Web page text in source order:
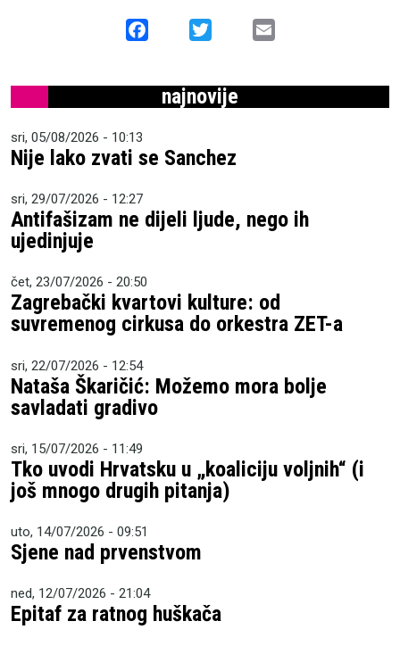
Facebook
najnovije
sri, 05/08/2026 - 10:13
Nije lako zvati se Sanchez
sri, 29/07/2026 - 12:27
Antifašizam ne dijeli ljude, nego ih
ujedinjuje
čet, 23/07/2026 - 20:50
Zagrebački kvartovi kulture: od
suvremenog cirkusa do orkestra ZET-a
sri, 22/07/2026 - 12:54
Nataša Škaričić: Možemo mora bolje
savladati gradivo
sri, 15/07/2026 - 11:49
Tko uvodi Hrvatsku u „koaliciju voljnih“ (i
još mnogo drugih pitanja)
uto, 14/07/2026 - 09:51
Sjene nad prvenstvom
ned, 12/07/2026 - 21:04
Epitaf za ratnog huškača